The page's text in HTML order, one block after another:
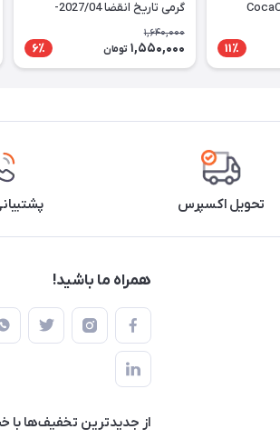
11٪
گرمی تاریخ انقضا 2027/04-
Nutella
1,640,000
1,550,000 تومان 6٪
تحویل اکسپرس
همراه ما باشید!
از جدید‌ترین تخفیف‌ها با‌